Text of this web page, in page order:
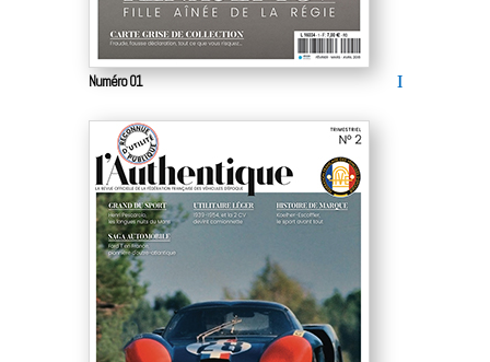
Numéro 01